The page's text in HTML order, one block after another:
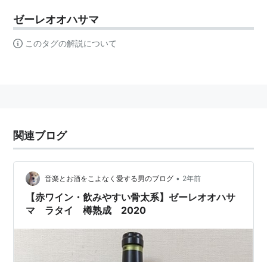
ゼーレオオハサマ
このタグの解説について
関連ブログ
音楽とお酒をこよなく愛する男のブログ • 2年前
【赤ワイン・飲みやすい骨太系】ゼーレオオハサ
マ ラタイ 樽熟成 2020